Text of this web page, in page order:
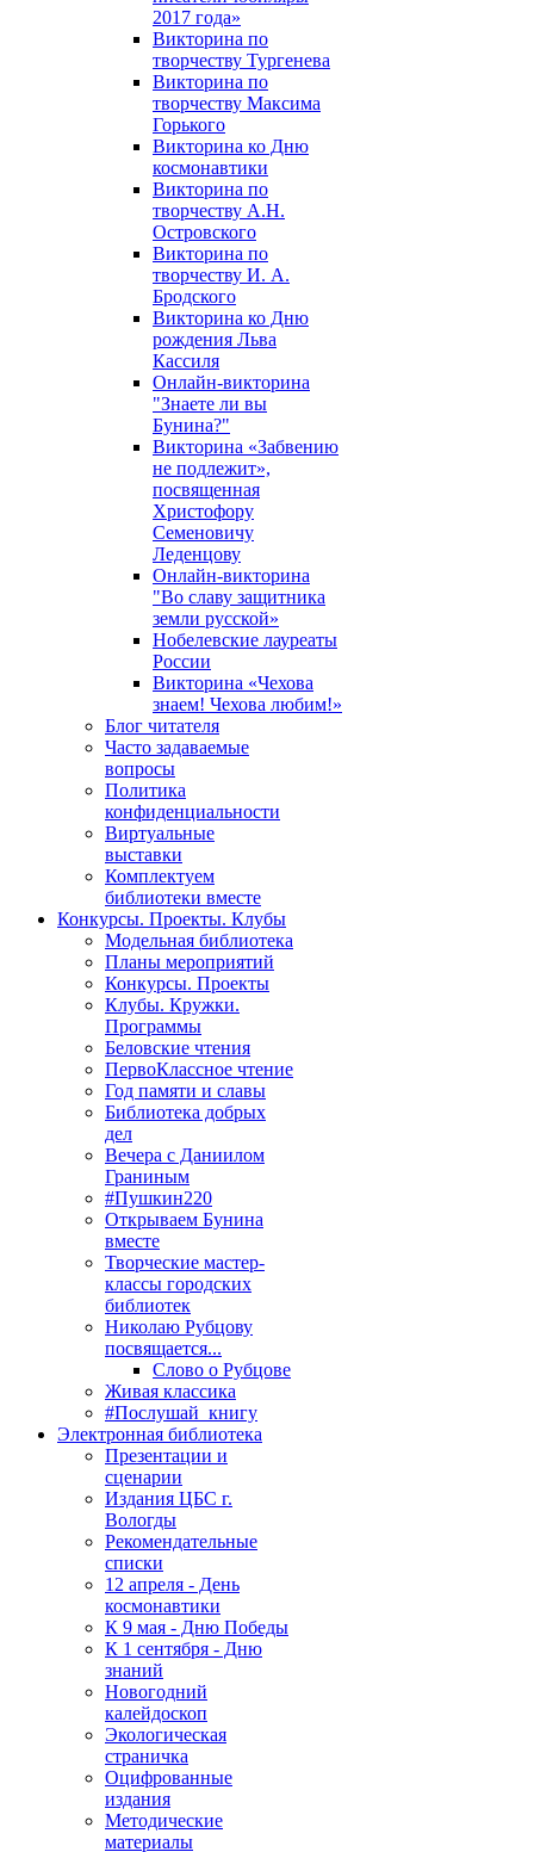
2017 года»
Викторина по
творчеству Тургенева
Викторина по
творчеству Максима
Горького
Викторина ко Дню
космонавтики
Викторина по
творчеству А.Н.
Островского
Викторина по
творчеству И. А.
Бродского
Викторина ко Дню
рождения Льва
Кассиля
Онлайн-викторина
"Знаете ли вы
Бунина?"
Викторина «Забвению
не подлежит»,
посвященная
Христофору
Семеновичу
Леденцову
Онлайн-викторина
"Во славу защитника
земли русской»
Нобелевские лауреаты
России
Викторина «Чехова
знаем! Чехова любим!»
Блог читателя
Часто задаваемые
вопросы
Политика
конфиденциальности
Виртуальные
выставки
Комплектуем
библиотеки вместе
Конкурсы. Проекты. Клубы
Модельная библиотека
Планы мероприятий
Конкурсы. Проекты
Клубы. Кружки.
Программы
Беловские чтения
ПервоКлассное чтение
Год памяти и славы
Библиотека добрых
дел
Вечера с Даниилом
Граниным
#Пушкин220
Открываем Бунина
вместе
Творческие мастер-
классы городских
библиотек
Николаю Рубцову
посвящается...
Слово о Рубцове
Живая классика
#Послушай_книгу
Электронная библиотека
Презентации и
сценарии
Издания ЦБС г.
Вологды
Рекомендательные
списки
12 апреля - День
космонавтики
К 9 мая - Дню Победы
К 1 сентября - Дню
знаний
Новогодний
калейдоскоп
Экологическая
страничка
Оцифрованные
издания
Методические
материалы